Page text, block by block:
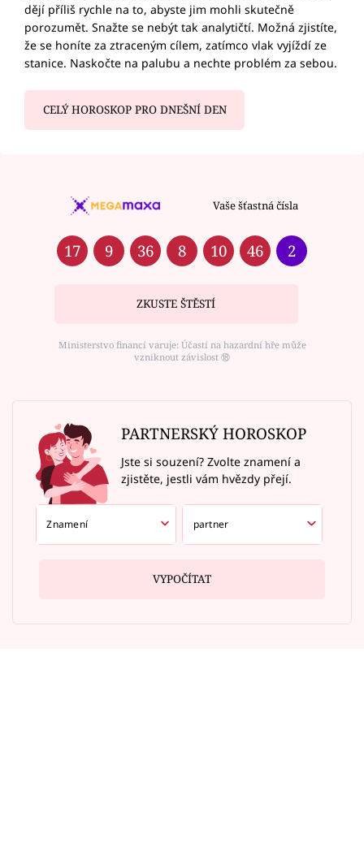
dějí příliš rychle na to, abyste jim mohli skutečně
porozumět. Snažte se nebýt tak analytičtí. Možná zjistíte,
že se honíte za ztraceným cílem, zatímco vlak vyjíždí ze
stanice. Naskočte na palubu a nechte problém za sebou.
CELÝ HOROSKOP PRO DNEŠNÍ DEN
Vaše šťastná čísla
17 9 36 8 10 46 2
ZKUSTE ŠTĚSTÍ
Ministerstvo financí varuje: Účastí na hazardní hře může
vzniknout závislost ⑱
PARTNERSKÝ HOROSKOP
Jste si souzení? Zvolte znamení a
zjistěte, jestli vám hvězdy přejí.
VYPOČÍTAT